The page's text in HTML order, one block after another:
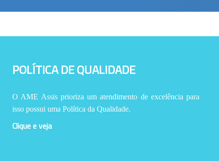
POLÍTICA DE QUALIDADE
O AME Assis prioriza um atendimento de excelência para
isso possui uma Política da Qualidade.
Clique e veja